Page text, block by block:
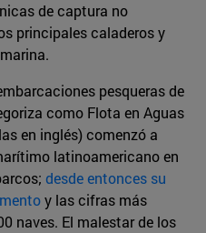
de captura no
principales caladeros y
pesqueras de
como Flota en Aguas
en inglés) comenzó a
latinoamericano en
desde entonces su
y las cifras más
naves. El malestar de los